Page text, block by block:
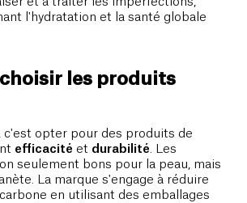
l'hydratation et la santé globale
les produits
c'est opter pour des produits de
efficacité et durabilité . Les
seulement bons pour la peau, mais
La marque s'engage à réduire
en utilisant des emballages